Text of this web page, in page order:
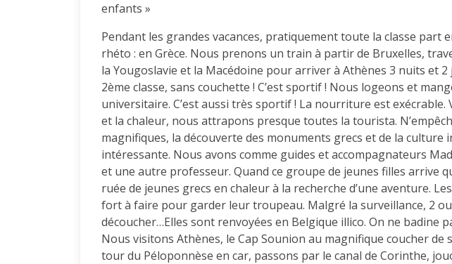
enfants »
Pendant les grandes vacances, pratiquement toute la classe part
rhéto : en Grèce. Nous prenons un train à partir de Bruxelles,
la Yougoslavie et la Macédoine pour arriver à Athènes 3 nuits et
2ème classe, sans couchette ! C’est sportif ! Nous logeons et
universitaire. C’est aussi très sportif ! La nourriture est exécrable.
et la chaleur, nous attrapons presque toutes la tourista.
magnifiques, la découverte des monuments grecs et de la culture
intéressante. Nous avons comme guides et accompagnateurs
et une autre professeur. Quand ce groupe de jeunes filles arrive
ruée de jeunes grecs en chaleur à la recherche d’une aventure.
fort à faire pour garder leur troupeau. Malgré la surveillance, 2
découcher…Elles sont renvoyées en Belgique illico. On ne badine
Nous visitons Athènes, le Cap Sounion au magnifique coucher de
tour du Péloponnèse en car, passons par le canal de Corinthe,